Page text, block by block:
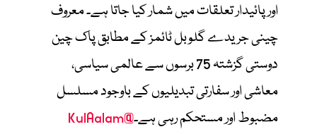
اور پائیدار تعلقات میں شمار کیا جاتا ہے۔ معروف
چینی جریدے گلوبل ٹائمز کے مطابق پاک چین
دوستی گزشتہ 75 برسوں سے عالمی سیاسی،
معاشی اور سفارتی تبدیلیوں کے باوجود مسلسل
مضبوط اور مستحکم رہی ہے۔@KulAalam